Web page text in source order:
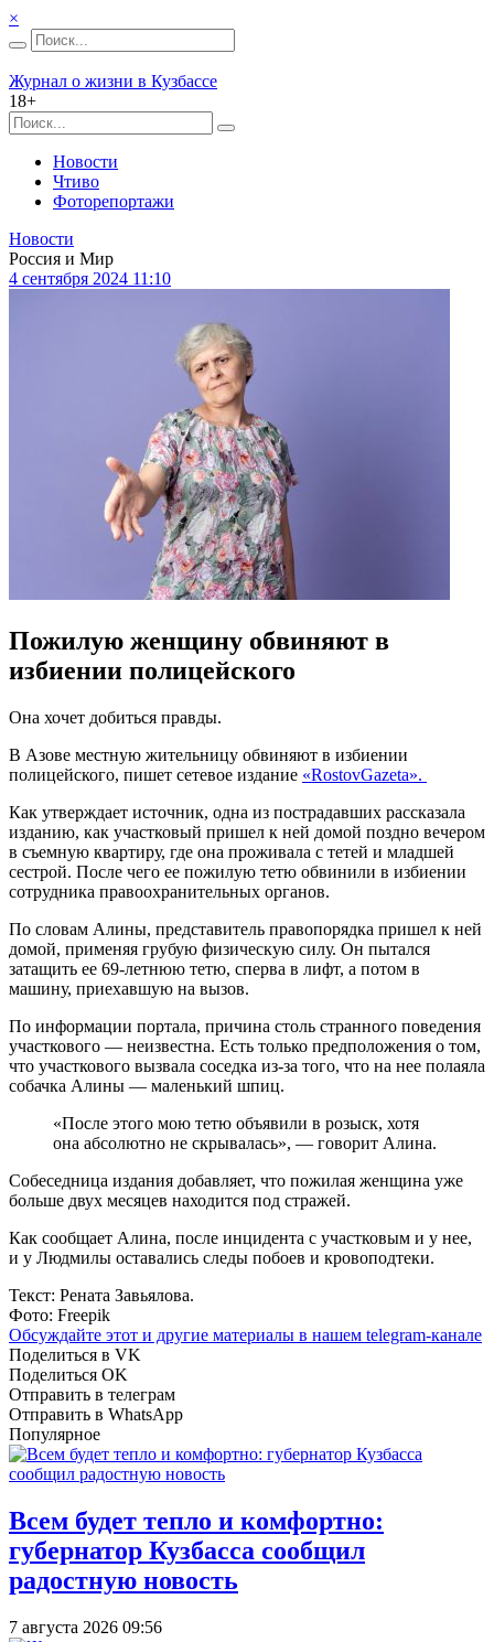
×
Журнал о жизни в Кузбассе
18+
Новости
Чтиво
Фоторепортажи
Новости
Россия и Мир
4 сентября 2024 11:10
Пожилую женщину обвиняют в
избиении полицейского
Она хочет добиться правды.
В Азове местную жительницу обвиняют в избиении
полицейского, пишет сетевое издание «RostovGazeta».
Как утверждает источник, одна из пострадавших рассказала
изданию, как участковый пришел к ней домой поздно вечером
в съемную квартиру, где она проживала с тетей и младшей
сестрой. После чего ее пожилую тетю обвинили в избиении
сотрудника правоохранительных органов.
По словам Алины, представитель правопорядка пришел к ней
домой, применяя грубую физическую силу. Он пытался
затащить ее 69-летнюю тетю, сперва в лифт, а потом в
машину, приехавшую на вызов.
По информации портала, причина столь странного поведения
участкового — неизвестна. Есть только предположения о том,
что участкового вызвала соседка из-за того, что на нее полаяла
собачка Алины — маленький шпиц.
«После этого мою тетю объявили в розыск, хотя
она абсолютно не скрывалась», — говорит Алина.
Собеседница издания добавляет, что пожилая женщина уже
больше двух месяцев находится под стражей.
Как сообщает Алина, после инцидента с участковым и у нее,
и у Людмилы оставались следы побоев и кровоподтеки.
Текст: Рената Завьялова.
Фото: Freepik
Обсуждайте этот и другие материалы в нашем telegram-канале
Поделиться в VK
Поделиться OK
Отправить в телеграм
Отправить в WhatsApp
Популярное
Всем будет тепло и комфортно:
губернатор Кузбасса сообщил
радостную новость
7 августа 2026 09:56